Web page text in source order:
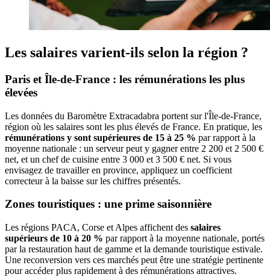
Les salaires varient-ils selon la région ?
Paris et Île-de-France : les rémunérations les plus
élevées
Les données du Baromètre Extracadabra portent sur l'Île-de-France,
région où les salaires sont les plus élevés de France. En pratique, les
rémunérations y sont supérieures de 15 à 25 % par rapport à la
moyenne nationale : un serveur peut y gagner entre 2 200 et 2 500 €
net, et un chef de cuisine entre 3 000 et 3 500 € net. Si vous
envisagez de travailler en province, appliquez un coefficient
correcteur à la baisse sur les chiffres présentés.
Zones touristiques : une prime saisonnière
Les régions PACA, Corse et Alpes affichent des salaires
supérieurs de 10 à 20 % par rapport à la moyenne nationale, portés
par la restauration haut de gamme et la demande touristique estivale.
Une reconversion vers ces marchés peut être une stratégie pertinente
pour accéder plus rapidement à des rémunérations attractives.